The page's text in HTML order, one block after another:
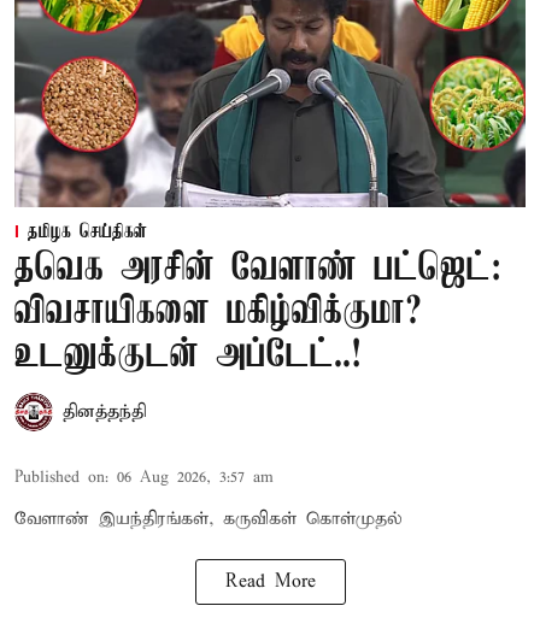
தமிழக செய்திகள்
தவெக அரசின் வேளாண் பட்ஜெட்:
விவசாயிகளை மகிழ்விக்குமா?
உடனுக்குடன் அப்டேட்..!
தினத்தந்தி
Published on: 06 Aug 2026, 3:57 am
வேளாண் இயந்திரங்கள், கருவிகள் கொள்முதல்
Read More